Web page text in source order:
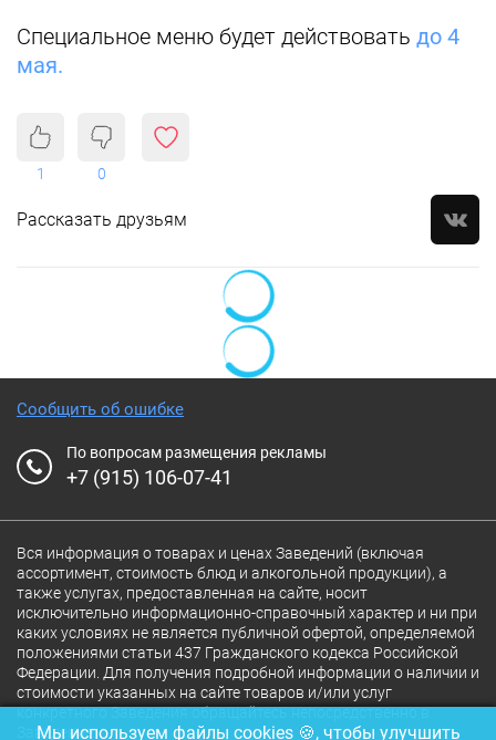
Специальное меню будет действовать до 4
мая.
1 0
Рассказать друзьям
Сообщить об ошибке
По вопросам размещения рекламы
+7 (915) 106-07-41
Вся информация о товарах и ценах Заведений (включая
ассортимент, стоимость блюд и алкогольной продукции), а
также услугах, предоставленная на сайте, носит
исключительно информационно-справочный характер и ни при
каких условиях не является публичной офертой, определяемой
положениями статьи 437 Гражданского кодекса Российской
Федерации. Для получения подробной информации о наличии и
стоимости указанных на сайте товаров и/или услуг
конкретного Заведения обращайтесь непосредственно в
Заведение.
Мы используем файлы cookies 🍪, чтобы улучшить